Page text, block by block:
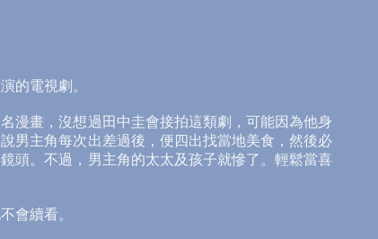
的電視劇。
漫畫，沒想過田中圭會接拍這類劇，可能因為他身
男主角每次出差過後，便四出找當地美食，然後必
頭。不過，男主角的太太及孩子就慘了。輕鬆當喜
會續看。